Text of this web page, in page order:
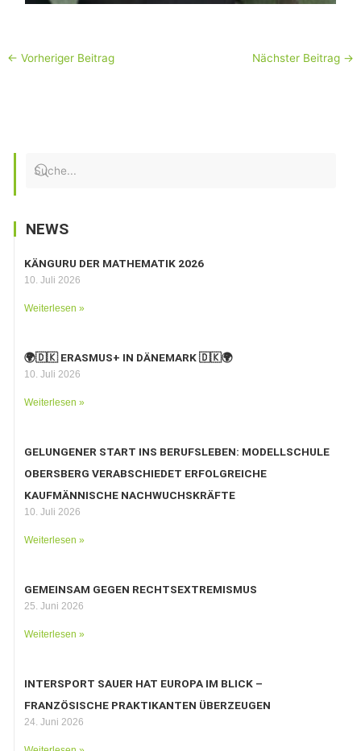
← Vorheriger Beitrag Nächster Beitrag →
NEWS
KÄNGURU DER MATHEMATIK 2026
10. Juli 2026
Weiterlesen »
🌍🇩🇰 ERASMUS+ IN DÄNEMARK 🇩🇰🌍
10. Juli 2026
Weiterlesen »
GELUNGENER START INS BERUFSLEBEN: MODELLSCHULE
OBERSBERG VERABSCHIEDET ERFOLGREICHE
KAUFMÄNNISCHE NACHWUCHSKRÄFTE
10. Juli 2026
Weiterlesen »
GEMEINSAM GEGEN RECHTSEXTREMISMUS
25. Juni 2026
Weiterlesen »
INTERSPORT SAUER HAT EUROPA IM BLICK –
FRANZÖSISCHE PRAKTIKANTEN ÜBERZEUGEN
24. Juni 2026